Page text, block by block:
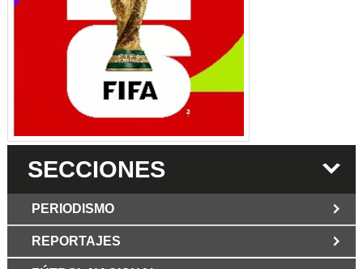
SECCIONES
PERIODISMO
Los Periodist@s
REPORTAJES